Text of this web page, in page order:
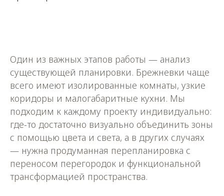
Один из важных этапов работы — анализ
существующей планировки. Брежневки чаще
всего имеют изолированные комнаты, узкие
коридоры и малогабаритные кухни. Мы
подходим к каждому проекту индивидуально:
где-то достаточно визуально объединить зоны
с помощью цвета и света, а в других случаях
— нужна продуманная перепланировка с
переносом перегородок и функциональной
трансформацией пространства.